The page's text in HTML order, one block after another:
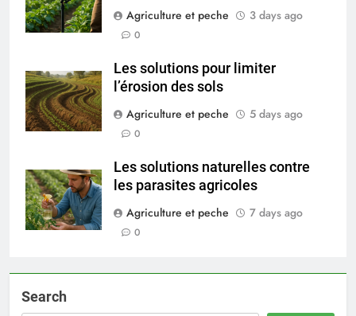
Agriculture et peche
3 days ago
0
Les solutions pour limiter
l’érosion des sols
Agriculture et peche
5 days ago
0
Les solutions naturelles contre
les parasites agricoles
Agriculture et peche
7 days ago
0
Search